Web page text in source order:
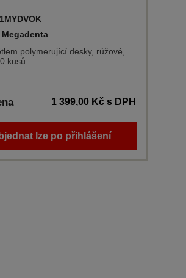
Megadenta
polymerující desky, růžové,
kusů
1 399,00 Kč s DPH
lze po přihlášení